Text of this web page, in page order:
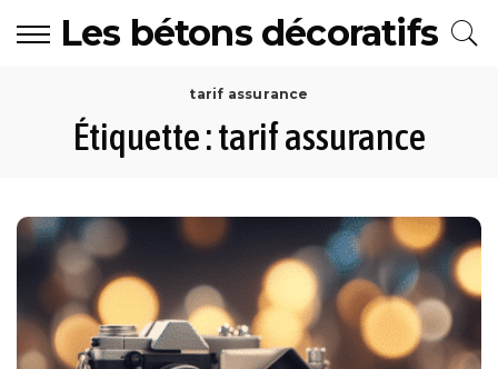
Les bétons décoratifs
tarif assurance
Étiquette :tarif assurance